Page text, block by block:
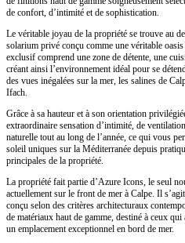
de confort, d’intimité et de sophistication.
Le véritable joyau de la propriété se trouve au
solarium privé conçu comme une véritable
exclusif comprend une zone de détente, une
créant ainsi l’environnement idéal pour se
des vues inégalées sur la mer, les salines de
Ifach.
Grâce à sa hauteur et à son orientation
extraordinaire sensation d’intimité, de
naturelle tout au long de l’année, ce qui vous
soleil uniques sur la Méditerranée depuis
principales de la propriété.
La propriété fait partie d’Azure Icons, le seul
actuellement sur le front de mer à Calpe. Il
conçu selon des critères architecturaux
de matériaux haut de gamme, destiné à ceux
un emplacement exceptionnel en bord de mer.